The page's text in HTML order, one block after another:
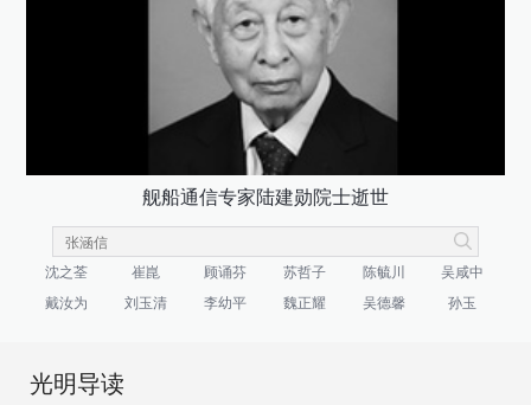
舰船通信专家陆建勋院士逝世
沈之荃 崔崑 顾诵芬 苏哲子 陈毓川
吴咸中
戴汝为
刘玉清 李幼平 魏正耀 吴德馨 孙玉
光明导读